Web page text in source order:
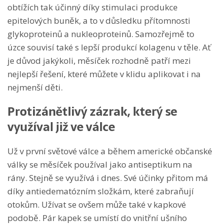
obtížích tak účinný díky stimulaci produkce
epitelových buněk, a to v důsledku přítomnosti
glykoproteinů a nukleoproteinů. Samozřejmě to
úzce souvisí také s lepší produkcí kolagenu v těle. Ať
je důvod jakýkoli, měsíček rozhodně patří mezi
nejlepší řešení, které můžete v klidu aplikovat i na
nejmenší děti.
Protizánětlivý zázrak, který se
využíval již ve válce
Už v první světové válce a během americké občanské
války se měsíček používal jako antiseptikum na
rány. Stejně se využívá i dnes. Své účinky přitom má
díky antiedematózním složkám, které zabraňují
otokům. Užívat se ovšem může také v kapkové
podobě. Pár kapek se umístí do vnitřní ušního